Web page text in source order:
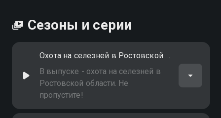
Сезоны и серии
Охота на селезней в Ростовской области. Часть 1-я
В выпуске - охота на селезней в
Ростовской области. Не
пропустите!